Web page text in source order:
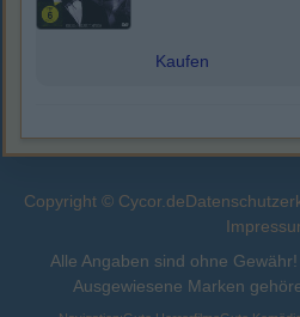
Kaufen
Copyright © Cycor.de
Alle Angaben sind ohne
Ausgewiesene Marken